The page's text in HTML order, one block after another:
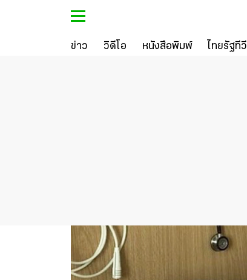
ข่าว วิดีโอ หนังสือพิมพ์ ไทยรัฐทีวี